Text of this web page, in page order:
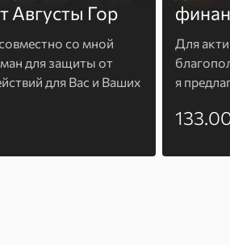
часть работы, я — свою.
работу
и внешнего
Августы Гор
со мной
для защиты от
для Вас и Ваших
Для
я